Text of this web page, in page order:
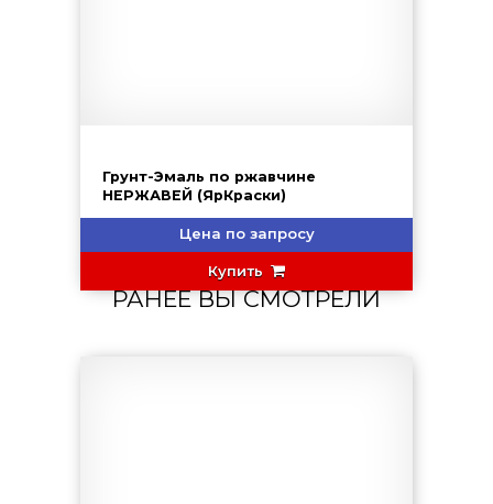
Грунт-Эмаль по ржавчине
НЕРЖАВЕЙ (ЯрКраски)
Цена по запросу
Купить
РАНЕЕ ВЫ СМОТРЕЛИ